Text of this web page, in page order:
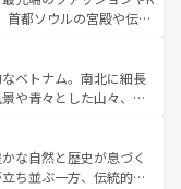
存分に味わいつくそ
深い台湾の食文化も魅
バラエティ豊かな料理
報は コンテンツ一覧を参
首都ソウルの宮殿や伝統
自然美を楽しむことが
品のストリートフード
いる。夜には、韓国な
な魅力を心ゆくまで味
、新着の韓国情報はコンテンツ一
ベトナム。南北に細長
や青々とした山々、世
ノイの古い町並みやホ
物も、独特の雰囲気を
の豊かさとおいしさで
な自然と歴史が息づく
ち並ぶ一方、伝統的な